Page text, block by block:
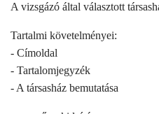
A vizsgázó által választott
Tartalmi követelményei:
- Címoldal
- Tartalomjegyzék
- A társasház bemutatása